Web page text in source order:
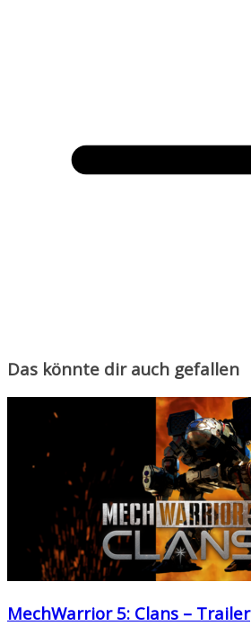
Das könnte dir auch gefallen
MechWarrior 5: Clans – Trailer